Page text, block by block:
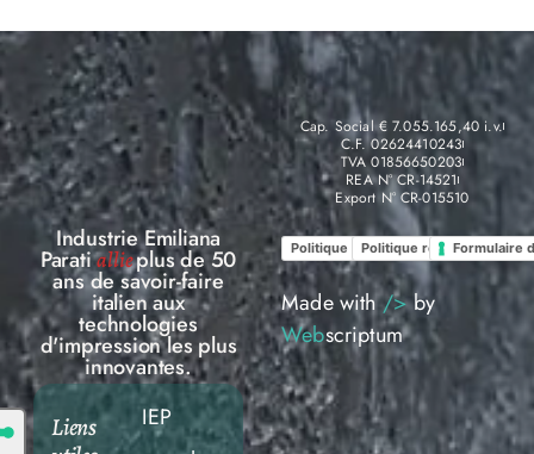
Industrie Emiliana
Paratiallieplus de 50
ans de savoir-faire
italien aux
technologies
d'impression les plus
innovantes.
Liens
IEP
Cap. Social € 7.055.165,40 i.v.
C.F. 02624410243
TVA 01856650203
REA N° CR-14521
Export N° CR-015510
Politique de confidentialité
Politique relative aux
Formulaire
Made with/>by
Webscriptum